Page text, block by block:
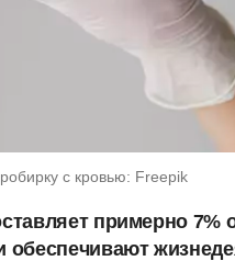
с кровью: Freepik
примерно 7%
обеспечивают